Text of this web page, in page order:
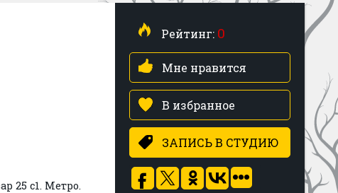
25 с1. Метро.
Рейтинг: 0
Мне нравится
В избранное
ЗАПИСЬ В СТУДИЮ